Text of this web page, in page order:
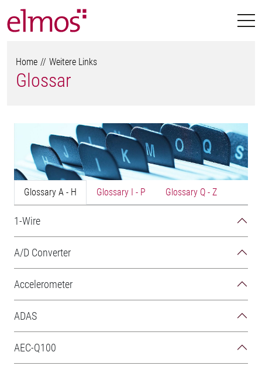
Home Weitere Links
Glossar
Glossary A - H Glossary I - P Glossary Q - Z
1-Wire
A/D Converter
Accelerometer
ADAS
AEC-Q100